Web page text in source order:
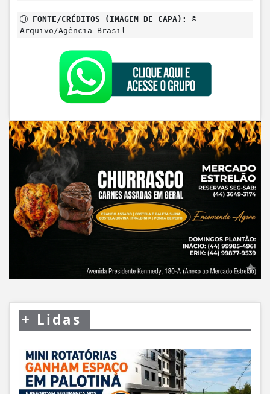
FONTE/CRÉDITOS (IMAGEM DE CAPA):
©
Arquivo/Agência Brasil
+ Lidas